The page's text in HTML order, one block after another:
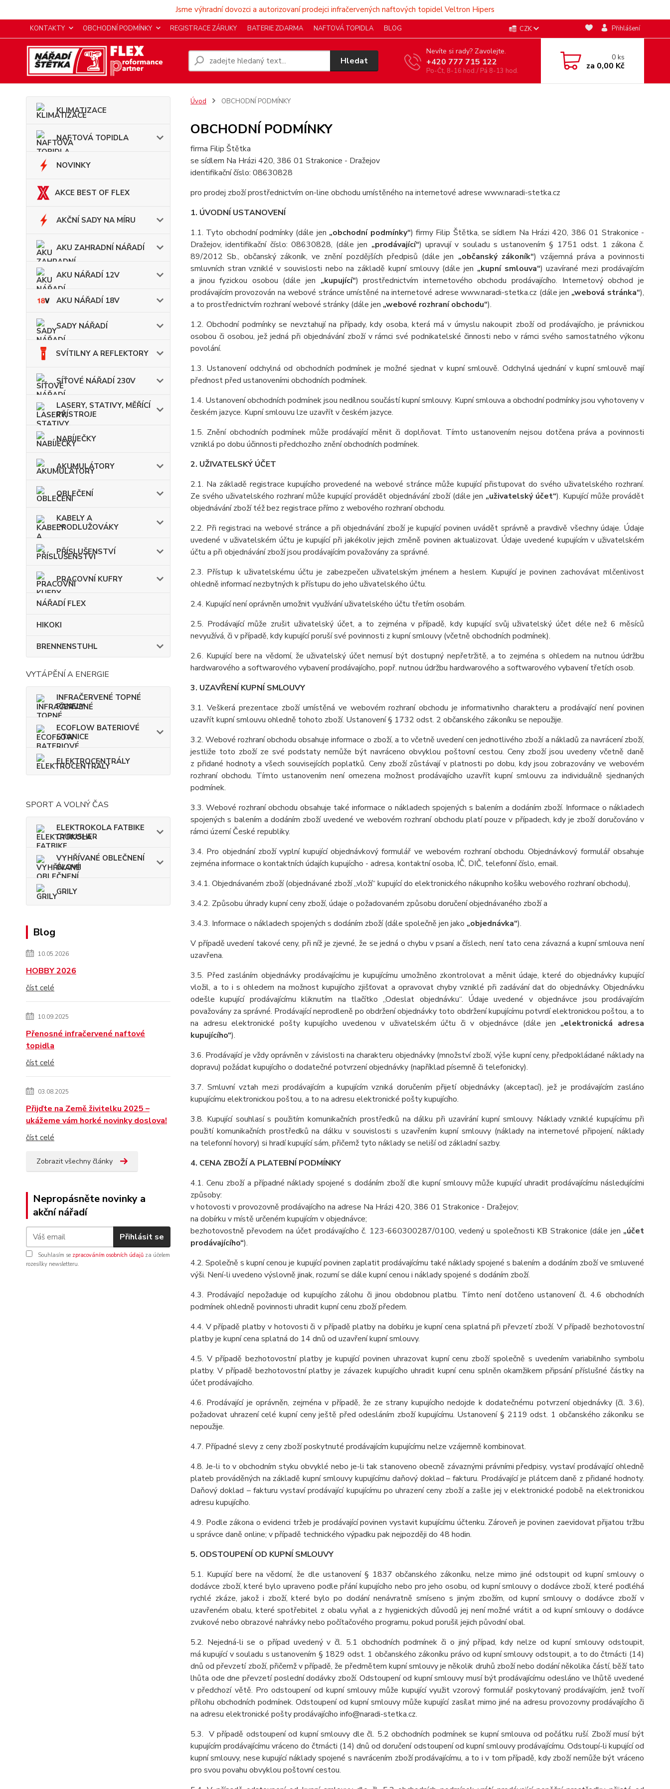
Jsme výhradní dovozci a autorizovaní prodejci infračervených naftových topidel Veltron Hipers
KONTAKTY OBCHODNÍ PODMÍNKY REGISTRACE ZÁRUKY BATERIE ZDARMA NAFTOVÁ TOPIDLA BLOG CZK Přihlášení
Hledat
Nevíte si rady? Zavolejte.
+420 777 715 122
Po-Čt, 8-16 hod./ Pá 8-13 hod.
0ks
za 0,00 Kč
KLIMATIZACE
NAFTOVÁ TOPIDLA
NOVINKY
AKCE BEST OF FLEX
AKČNÍ SADY NA MÍRU
AKU ZAHRADNÍ NÁŘADÍ
AKU NÁŘADÍ 12V
AKU NÁŘADÍ 18V
SADY NÁŘADÍ
SVÍTILNY A REFLEKTORY
SÍŤOVÉ NÁŘADÍ 230V
LASERY, STATIVY, MĚŘÍCÍ
PŘÍSTROJE
NABÍJEČKY
AKUMULÁTORY
OBLEČENÍ
KABELY A
PRODLUŽOVÁKY
PŘÍSLUŠENSTVÍ
PRACOVNÍ KUFRY
NÁŘADÍ FLEX
HIKOKI
BRENNENSTUHL
VYTÁPĚNÍ A ENERGIE
INFRAČERVENÉ TOPNÉ
PANELY
ECOFLOW BATERIOVÉ
STANICE
ELEKTROCENTRÁLY
SPORT A VOLNÝ ČAS
ELEKTROKOLA FATBIKE
CYRUSHER
VYHŘÍVANÉ OBLEČNENÍ
GLOVII
GRILY
Blog
10.05.2026
HOBBY 2026
číst celé
10.09.2025
Přenosné infračervené naftové
topidla
číst celé
03.08.2025
Přijďte na Země živitelku 2025 –
ukážeme vám horké novinky doslova!
číst celé
Zobrazit všechny články
Nepropásněte novinky a
akční nářadí
Přihlásit se
Souhlasím se zpracováním osobních údajů za účelem
rozesílky newsletteru.
Úvod OBCHODNÍ PODMÍNKY
OBCHODNÍ PODMÍNKY
firma Filip Štětka
se sídlem Na Hrázi 420, 386 01 Strakonice - Dražejov
identifikační číslo: 08630828
pro prodej zboží prostřednictvím on-line obchodu umístěného na internetové adrese www.naradi-stetka.cz
1. ÚVODNÍ USTANOVENÍ
1.1. Tyto obchodní podmínky (dále jen „obchodní podmínky“) firmy Filip Štětka, se sídlem Na Hrázi 420, 386 01 Strakonice -
Dražejov, identifikační číslo: 08630828, (dále jen „prodávající“) upravují v souladu s ustanovením § 1751 odst. 1 zákona č.
89/2012 Sb., občanský zákoník, ve znění pozdějších předpisů (dále jen „občanský zákoník“) vzájemná práva a povinnosti
smluvních stran vzniklé v souvislosti nebo na základě kupní smlouvy (dále jen „kupní smlouva“) uzavírané mezi prodávajícím
a jinou fyzickou osobou (dále jen „kupující“) prostřednictvím internetového obchodu prodávajícího. Internetový obchod je
prodávajícím provozován na webové stránce umístěné na internetové adrese www.naradi-stetka.cz (dále jen „webová stránka“),
a to prostřednictvím rozhraní webové stránky (dále jen „webové rozhraní obchodu“).
1.2. Obchodní podmínky se nevztahují na případy, kdy osoba, která má v úmyslu nakoupit zboží od prodávajícího, je právnickou
osobou či osobou, jež jedná při objednávání zboží v rámci své podnikatelské činnosti nebo v rámci svého samostatného výkonu
povolání.
1.3. Ustanovení odchylná od obchodních podmínek je možné sjednat v kupní smlouvě. Odchylná ujednání v kupní smlouvě mají
přednost před ustanoveními obchodních podmínek.
1.4. Ustanovení obchodních podmínek jsou nedílnou součástí kupní smlouvy. Kupní smlouva a obchodní podmínky jsou vyhotoveny v
českém jazyce. Kupní smlouvu lze uzavřít v českém jazyce.
1.5. Znění obchodních podmínek může prodávající měnit či doplňovat. Tímto ustanovením nejsou dotčena práva a povinnosti
vzniklá po dobu účinnosti předchozího znění obchodních podmínek.
2. UŽIVATELSKÝ ÚČET
2.1. Na základě registrace kupujícího provedené na webové stránce může kupující přistupovat do svého uživatelského rozhraní.
Ze svého uživatelského rozhraní může kupující provádět objednávání zboží (dále jen „uživatelský účet“). Kupující může provádět
objednávání zboží též bez registrace přímo z webového rozhraní obchodu.
2.2. Při registraci na webové stránce a při objednávání zboží je kupující povinen uvádět správně a pravdivě všechny údaje. Údaje
uvedené v uživatelském účtu je kupující při jakékoliv jejich změně povinen aktualizovat. Údaje uvedené kupujícím v uživatelském
účtu a při objednávání zboží jsou prodávajícím považovány za správné.
2.3. Přístup k uživatelskému účtu je zabezpečen uživatelským jménem a heslem. Kupující je povinen zachovávat mlčenlivost
ohledně informací nezbytných k přístupu do jeho uživatelského účtu.
2.4. Kupující není oprávněn umožnit využívání uživatelského účtu třetím osobám.
2.5. Prodávající může zrušit uživatelský účet, a to zejména v případě, kdy kupující svůj uživatelský účet déle než 6 měsíců
nevyužívá, či v případě, kdy kupující poruší své povinnosti z kupní smlouvy (včetně obchodních podmínek).
2.6. Kupující bere na vědomí, že uživatelský účet nemusí být dostupný nepřetržitě, a to zejména s ohledem na nutnou údržbu
hardwarového a softwarového vybavení prodávajícího, popř. nutnou údržbu hardwarového a softwarového vybavení třetích osob.
3. UZAVŘENÍ KUPNÍ SMLOUVY
3.1. Veškerá prezentace zboží umístěná ve webovém rozhraní obchodu je informativního charakteru a prodávající není povinen
uzavřít kupní smlouvu ohledně tohoto zboží. Ustanovení § 1732 odst. 2 občanského zákoníku se nepoužije.
3.2. Webové rozhraní obchodu obsahuje informace o zboží, a to včetně uvedení cen jednotlivého zboží a nákladů za navrácení zboží,
jestliže toto zboží ze své podstaty nemůže být navráceno obvyklou poštovní cestou. Ceny zboží jsou uvedeny včetně daně
z přidané hodnoty a všech souvisejících poplatků. Ceny zboží zůstávají v platnosti po dobu, kdy jsou zobrazovány ve webovém
rozhraní obchodu. Tímto ustanovením není omezena možnost prodávajícího uzavřít kupní smlouvu za individuálně sjednaných
podmínek.
3.3. Webové rozhraní obchodu obsahuje také informace o nákladech spojených s balením a dodáním zboží. Informace o nákladech
spojených s balením a dodáním zboží uvedené ve webovém rozhraní obchodu platí pouze v případech, kdy je zboží doručováno v
rámci území České republiky.
3.4. Pro objednání zboží vyplní kupující objednávkový formulář ve webovém rozhraní obchodu. Objednávkový formulář obsahuje
zejména informace o kontaktních údajích kupujícího - adresa, kontaktní osoba, IČ, DIČ, telefonní číslo, email.
3.4.1. Objednávaném zboží (objednávané zboží „vloží“ kupující do elektronického nákupního košíku webového rozhraní obchodu),
3.4.2. Způsobu úhrady kupní ceny zboží, údaje o požadovaném způsobu doručení objednávaného zboží a
3.4.3. Informace o nákladech spojených s dodáním zboží (dále společně jen jako „objednávka“).
V případě uvedení takové ceny, při níž je zjevné, že se jedná o chybu v psaní a číslech, není tato cena závazná a kupní smlouva není
uzavřena.
3.5. Před zasláním objednávky prodávajícímu je kupujícímu umožněno zkontrolovat a měnit údaje, které do objednávky kupující
vložil, a to i s ohledem na možnost kupujícího zjišťovat a opravovat chyby vzniklé při zadávání dat do objednávky. Objednávku
odešle kupující prodávajícímu kliknutím na tlačítko „Odeslat objednávku“. Údaje uvedené v objednávce jsou prodávajícím
považovány za správné. Prodávající neprodleně po obdržení objednávky toto obdržení kupujícímu potvrdí elektronickou poštou, a to
na adresu elektronické pošty kupujícího uvedenou v uživatelském účtu či v objednávce (dále jen „elektronická adresa
kupujícího“).
3.6. Prodávající je vždy oprávněn v závislosti na charakteru objednávky (množství zboží, výše kupní ceny, předpokládané náklady na
dopravu) požádat kupujícího o dodatečné potvrzení objednávky (například písemně či telefonicky).
3.7. Smluvní vztah mezi prodávajícím a kupujícím vzniká doručením přijetí objednávky (akceptací), jež je prodávajícím zasláno
kupujícímu elektronickou poštou, a to na adresu elektronické pošty kupujícího.
3.8. Kupující souhlasí s použitím komunikačních prostředků na dálku při uzavírání kupní smlouvy. Náklady vzniklé kupujícímu při
použití komunikačních prostředků na dálku v souvislosti s uzavřením kupní smlouvy (náklady na internetové připojení, náklady
na telefonní hovory) si hradí kupující sám, přičemž tyto náklady se neliší od základní sazby.
4. CENA ZBOŽÍ A PLATEBNÍ PODMÍNKY
4.1. Cenu zboží a případné náklady spojené s dodáním zboží dle kupní smlouvy může kupující uhradit prodávajícímu následujícími
způsoby:
v hotovosti v provozovně prodávajícího na adrese Na Hrázi 420, 386 01 Strakonice - Dražejov;
na dobírku v místě určeném kupujícím v objednávce;
bezhotovostně převodem na účet prodávajícího č. 123-660300287/0100, vedený u společnosti KB Strakonice (dále jen „účet
prodávajícího“).
4.2. Společně s kupní cenou je kupující povinen zaplatit prodávajícímu také náklady spojené s balením a dodáním zboží ve smluvené
výši. Není-li uvedeno výslovně jinak, rozumí se dále kupní cenou i náklady spojené s dodáním zboží.
4.3. Prodávající nepožaduje od kupujícího zálohu či jinou obdobnou platbu. Tímto není dotčeno ustanovení čl. 4.6 obchodních
podmínek ohledně povinnosti uhradit kupní cenu zboží předem.
4.4. V případě platby v hotovosti či v případě platby na dobírku je kupní cena splatná při převzetí zboží. V případě bezhotovostní
platby je kupní cena splatná do 14 dnů od uzavření kupní smlouvy.
4.5. V případě bezhotovostní platby je kupující povinen uhrazovat kupní cenu zboží společně s uvedením variabilního symbolu
platby. V případě bezhotovostní platby je závazek kupujícího uhradit kupní cenu splněn okamžikem připsání příslušné částky na
účet prodávajícího.
4.6. Prodávající je oprávněn, zejména v případě, že ze strany kupujícího nedojde k dodatečnému potvrzení objednávky (čl. 3.6),
požadovat uhrazení celé kupní ceny ještě před odesláním zboží kupujícímu. Ustanovení § 2119 odst. 1 občanského zákoníku se
nepoužije.
4.7. Případné slevy z ceny zboží poskytnuté prodávajícím kupujícímu nelze vzájemně kombinovat.
4.8. Je-li to v obchodním styku obvyklé nebo je-li tak stanoveno obecně závaznými právními předpisy, vystaví prodávající ohledně
plateb prováděných na základě kupní smlouvy kupujícímu daňový doklad – fakturu. Prodávající je plátcem daně z přidané hodnoty.
Daňový doklad – fakturu vystaví prodávající kupujícímu po uhrazení ceny zboží a zašle jej v elektronické podobě na elektronickou
adresu kupujícího.
4.9. Podle zákona o evidenci tržeb je prodávající povinen vystavit kupujícímu účtenku. Zároveň je povinen zaevidovat přijatou tržbu
u správce daně online; v případě technického výpadku pak nejpozději do 48 hodin.
5. ODSTOUPENÍ OD KUPNÍ SMLOUVY
5.1. Kupující bere na vědomí, že dle ustanovení § 1837 občanského zákoníku, nelze mimo jiné odstoupit od kupní smlouvy o
dodávce zboží, které bylo upraveno podle přání kupujícího nebo pro jeho osobu, od kupní smlouvy o dodávce zboží, které podléhá
rychlé zkáze, jakož i zboží, které bylo po dodání nenávratně smíseno s jiným zbožím, od kupní smlouvy o dodávce zboží v
uzavřeném obalu, které spotřebitel z obalu vyňal a z hygienických důvodů jej není možné vrátit a od kupní smlouvy o dodávce
zvukové nebo obrazové nahrávky nebo počítačového programu, pokud porušil jejich původní obal.
5.2. Nejedná-li se o případ uvedený v čl. 5.1 obchodních podmínek či o jiný případ, kdy nelze od kupní smlouvy odstoupit,
má kupující v souladu s ustanovením § 1829 odst. 1 občanského zákoníku právo od kupní smlouvy odstoupit, a to do čtrnácti (14)
dnů od převzetí zboží, přičemž v případě, že předmětem kupní smlouvy je několik druhů zboží nebo dodání několika částí, běží tato
lhůta ode dne převzetí poslední dodávky zboží. Odstoupení od kupní smlouvy musí být prodávajícímu odesláno ve lhůtě uvedené
v předchozí větě. Pro odstoupení od kupní smlouvy může kupující využit vzorový formulář poskytovaný prodávajícím, jenž tvoří
přílohu obchodních podmínek. Odstoupení od kupní smlouvy může kupující zasílat mimo jiné na adresu provozovny prodávajícího či
na adresu elektronické pošty prodávajícího info@naradi-stetka.cz.
5.3. V případě odstoupení od kupní smlouvy dle čl. 5.2 obchodních podmínek se kupní smlouva od počátku ruší. Zboží musí být
kupujícím prodávajícímu vráceno do čtrnácti (14) dnů od doručení odstoupení od kupní smlouvy prodávajícímu. Odstoupí-li kupující od
kupní smlouvy, nese kupující náklady spojené s navrácením zboží prodávajícímu, a to i v tom případě, kdy zboží nemůže být vráceno
pro svou povahu obvyklou poštovní cestou.